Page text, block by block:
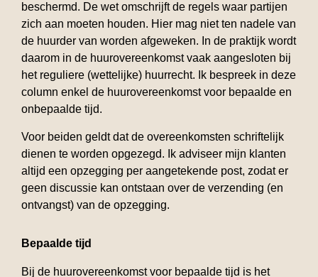
beschermd. De wet omschrijft de regels waar partijen
zich aan moeten houden. Hier mag niet ten nadele van
de huurder van worden afgeweken. In de praktijk wordt
daarom in de huurovereenkomst vaak aangesloten bij
het reguliere (wettelijke) huurrecht. Ik bespreek in deze
column enkel de huurovereenkomst voor bepaalde en
onbepaalde tijd.
Voor beiden geldt dat de overeenkomsten schriftelijk
dienen te worden opgezegd. Ik adviseer mijn klanten
altijd een opzegging per aangetekende post, zodat er
geen discussie kan ontstaan over de verzending (en
ontvangst) van de opzegging.
Bepaalde tijd
Bij de huurovereenkomst voor bepaalde tijd is het